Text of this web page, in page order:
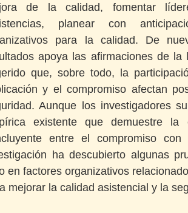
de la calidad, fomentar
planear con
para la calidad. De
apoya las afirmaciones de
que, sobre todo, la
y el compromiso afectan
Aunque los investigadores
existente que demuestre la
entre el compromiso
ha descubierto algunas
en factores organizativos
mejorar la calidad asistencial y la